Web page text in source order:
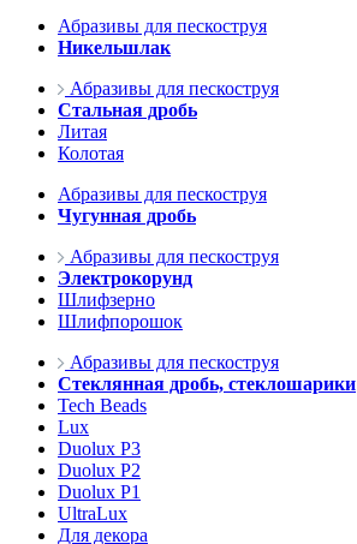
Абразивы для пескоструя
Никельшлак
Абразивы для пескоструя
Стальная дробь
Литая
Колотая
Абразивы для пескоструя
Чугунная дробь
Абразивы для пескоструя
Электрокорунд
Шлифзерно
Шлифпорошок
Абразивы для пескоструя
Стеклянная дробь, стеклошарики
Tech Beads
Lux
Duolux P3
Duolux P2
Duolux P1
UltraLux
Для декора